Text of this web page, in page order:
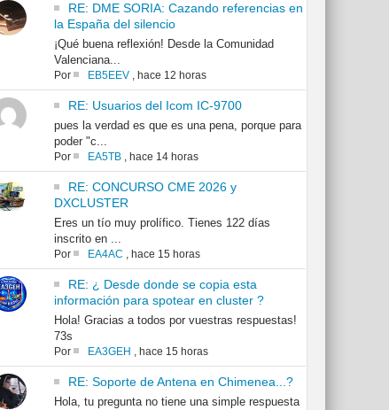
RE: DME SORIA: Cazando referencias en
la España del silencio
¡Qué buena reflexión! Desde la Comunidad
Valenciana...
Por EB5EEV, hace 12 horas
RE: Usuarios del Icom IC-9700
pues la verdad es que es una pena, porque para
poder "c...
Por EA5TB, hace 14 horas
RE: CONCURSO CME 2026 y
DXCLUSTER
Eres un tío muy prolífico. Tienes 122 días
inscrito en ...
Por EA4AC , hace 15 horas
RE: ¿ Desde donde se copia esta
información para spotear en cluster ?
Hola! Gracias a todos por vuestras respuestas!
73s
Por EA3GEH , hace 15 horas
RE: Soporte de Antena en Chimenea...?
Hola, tu pregunta no tiene una simple respuesta